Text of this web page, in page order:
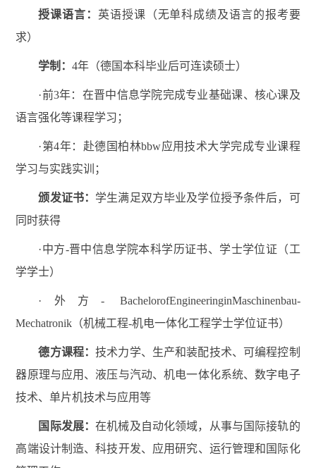
授课语言： 英语授课（无单科成绩及语言的报考要
求）
学制：4年（德国本科毕业后可连读硕士）
·前3年：在晋中信息学院完成专业基础课、核心课及
语言强化等课程学习；
·第4年：赴德国柏林bbw应用技术大学完成专业课程
学习与实践实训；
颁发证书： 学生满足双方毕业及学位授予条件后，可
同时获得
·中方-晋中信息学院本科学历证书、学士学位证（工
学学士）
·外方- BachelorofEngineeringinMaschinenbau-
Mechatronik（机械工程-机电一体化工程学士学位证书）
德方课程：技术力学、生产和装配技术、可编程控制
器原理与应用、液压与汽动、机电一体化系统、数字电子
技术、单片机技术与应用等
国际发展：在机械及自动化领域，从事与国际接轨的
高端设计制造、科技开发、应用研究、运行管理和国际化